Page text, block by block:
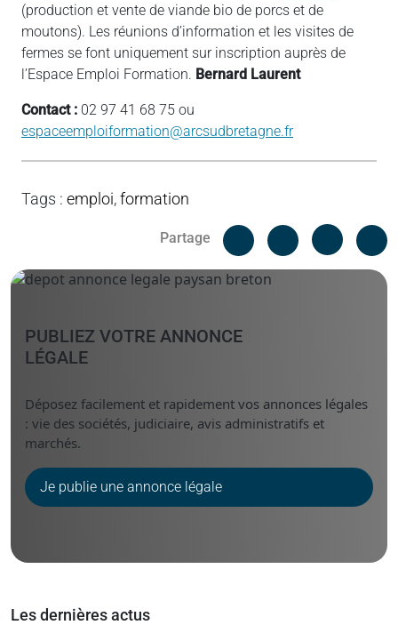
(production et vente de viande bio de porcs et de
moutons). Les réunions d’information et les visites de
fermes se font uniquement sur inscription auprès de
l’Espace Emploi Formation. Bernard Laurent
Contact : 02 97 41 68 75 ou
espaceemploiformation@arcsudbretagne.fr
Tags : emploi,formation
Partage
Facebook
Linked
PUBLIEZ VOTRE ANNONCE
LÉGALE
Déposez facilement et rapidement vos annonces légales
: vie des sociétés, judiciaire, avis administratifs et
marchés.
Je publie une annonce légale
Les dernières actus